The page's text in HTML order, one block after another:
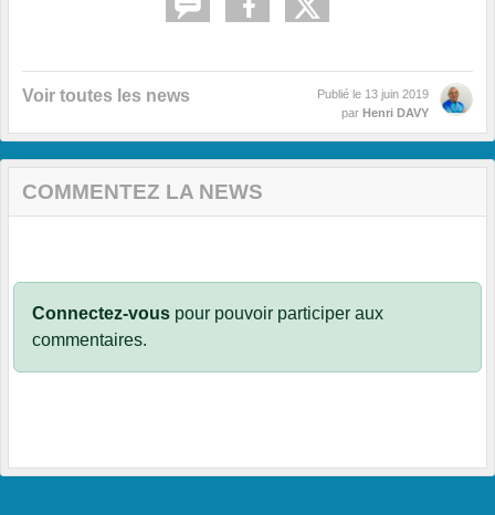
Voir toutes les news Publié le 13 juin 2019
par Henri DAVY
COMMENTEZ LA NEWS
Connectez-vous pour pouvoir participer aux
commentaires.